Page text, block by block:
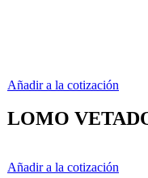
Añadir a la cotización
LOMO
Añadir a la cotización